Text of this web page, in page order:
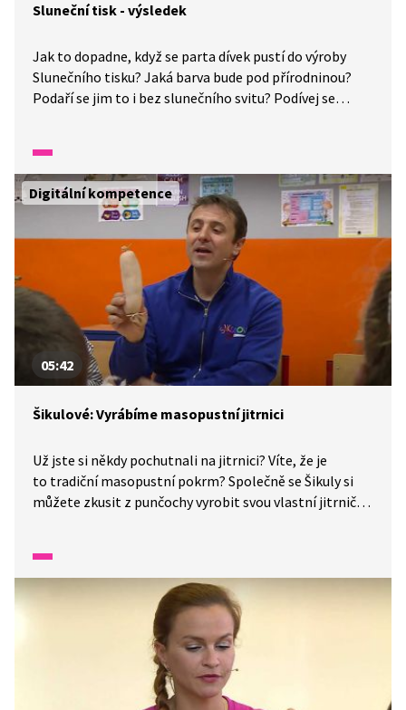
Sluneční tisk - výsledek
Jak to dopadne, když se parta dívek pustí do výroby
Slunečního tisku? Jaká barva bude pod přírodninou?
Podaří se jim to i bez slunečního svitu? Podívej se
Digitální kompetence
05:42
Šikulové: Vyrábíme masopustní jitrnici
Už jste si někdy pochutnali na jitrnici? Víte, že je
to tradiční masopustní pokrm? Společně se Šikuly si
můžete zkusit z punčochy vyrobit svou vlastní jitrničku.
nůžky, špejle.